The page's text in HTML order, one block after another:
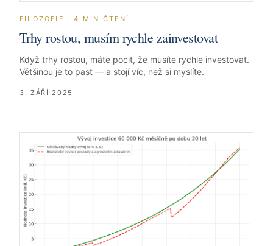
FILOZOFIE ·4 MIN ČTENÍ
Trhy rostou, musím rychle zainvestovat
Když trhy rostou, máte pocit, že musíte rychle investovat.
Většinou je to past — a stojí víc, než si myslíte.
3. ZÁŘÍ 2025